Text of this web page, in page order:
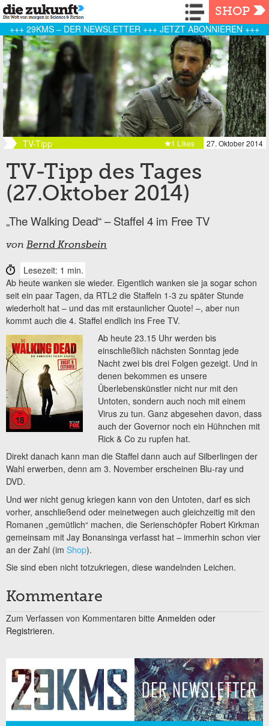
Navigation
SHOP
+++ 29KMS – DER NEWSLETTER +++ JETZT ABONNIEREN +++
TV-Tipp 27. Oktober 2014
1 Likes
TV-Tipp des Tages
(27.Oktober 2014)
„The Walking Dead“ – Staffel 4 im Free TV
von Bernd Kronsbein
Lesezeit: 1 min.
Ab heute wanken sie wieder. Eigentlich wanken sie ja sogar schon
seit ein paar Tagen, da RTL2 die Staffeln 1-3 zu später Stunde
wiederholt hat – und das mit erstaunlicher Quote! –, aber nun
kommt auch die 4. Staffel endlich ins Free TV.
Ab heute 23.15 Uhr werden bis
einschließlich nächsten Sonntag jede
Nacht zwei bis drei Folgen gezeigt. Und in
denen bekommen es unsere
Überlebenskünstler nicht nur mit den
Untoten, sondern auch noch mit einem
Virus zu tun. Ganz abgesehen davon, dass
auch der Governor noch ein Hühnchen mit
Rick & Co zu rupfen hat.
Direkt danach kann man die Staffel dann auch auf Silberlingen der
Wahl erwerben, denn am 3. November erscheinen Blu-ray und
DVD.
Und wer nicht genug kriegen kann von den Untoten, darf es sich
vorher, anschließend oder meinetwegen auch gleichzeitig mit den
Romanen „gemütlich“ machen, die Serienschöpfer Robert Kirkman
gemeinsam mit Jay Bonansinga verfasst hat – immerhin schon vier
an der Zahl (im Shop).
Sie sind eben nicht totzukriegen, diese wandelnden Leichen.
Kommentare
Zum Verfassen von Kommentaren bitte Anmelden oder
Registrieren.